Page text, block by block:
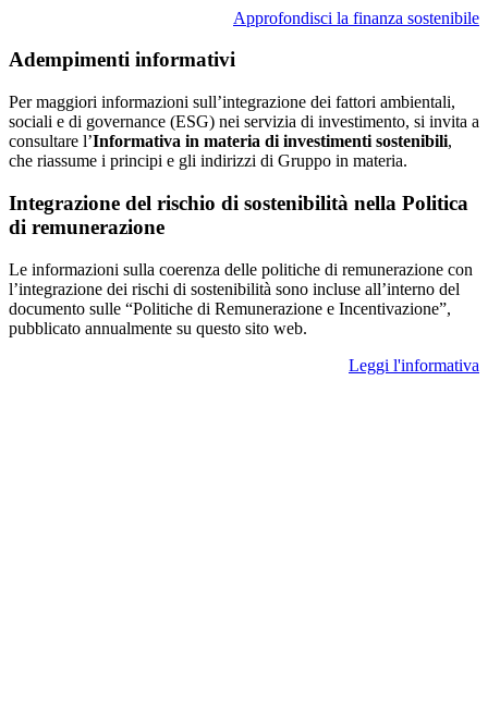
Approfondisci la finanza sostenibile
Adempimenti informativi
Per maggiori informazioni sull’integrazione dei fattori ambientali,
sociali e di governance (ESG) nei servizia di investimento, si invita a
consultare l’Informativa in materia di investimenti sostenibili,
che riassume i principi e gli indirizzi di Gruppo in materia.
Integrazione del rischio di sostenibilità nella Politica
di remunerazione
Le informazioni sulla coerenza delle politiche di remunerazione con
l’integrazione dei rischi di sostenibilità sono incluse all’interno del
documento sulle “Politiche di Remunerazione e Incentivazione”,
pubblicato annualmente su questo sito web.
Leggi l'informativa